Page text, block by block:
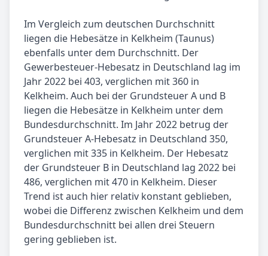
Im Vergleich zum deutschen Durchschnitt
liegen die Hebesätze in Kelkheim (Taunus)
ebenfalls unter dem Durchschnitt. Der
Gewerbesteuer-Hebesatz in Deutschland lag im
Jahr 2022 bei 403, verglichen mit 360 in
Kelkheim. Auch bei der Grundsteuer A und B
liegen die Hebesätze in Kelkheim unter dem
Bundesdurchschnitt. Im Jahr 2022 betrug der
Grundsteuer A-Hebesatz in Deutschland 350,
verglichen mit 335 in Kelkheim. Der Hebesatz
der Grundsteuer B in Deutschland lag 2022 bei
486, verglichen mit 470 in Kelkheim. Dieser
Trend ist auch hier relativ konstant geblieben,
wobei die Differenz zwischen Kelkheim und dem
Bundesdurchschnitt bei allen drei Steuern
gering geblieben ist.